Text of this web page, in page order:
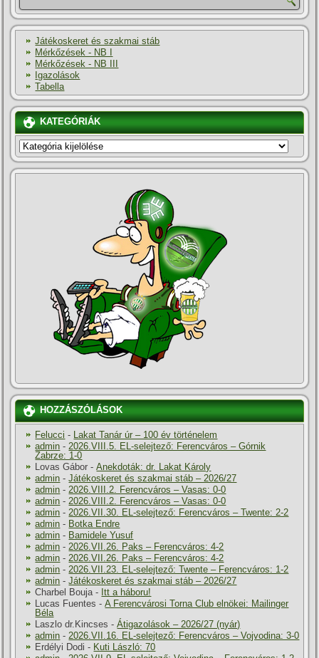
Játékoskeret és szakmai stáb
Mérkőzések - NB I
Mérkőzések - NB III
Igazolások
Tabella
KATEGÓRIÁK
KATEGÓRIÁK
HOZZÁSZÓLÁSOK
Felucci - Lakat Tanár úr – 100 év történelem
admin -2026.VIII.5. EL-selejtező: Ferencváros – Górnik
Zabrze: 1-0
Lovas Gábor -Anekdoták: dr. Lakat Károly
admin -Játékoskeret és szakmai stáb – 2026/27
admin -2026.VIII.2. Ferencváros – Vasas: 0-0
admin -2026.VIII.2. Ferencváros – Vasas: 0-0
admin -2026.VII.30. EL-selejtező: Ferencváros – Twente: 2-2
admin - Botka Endre
admin - Bamidele Yusuf
admin -2026.VII.26. Paks – Ferencváros: 4-2
admin -2026.VII.26. Paks – Ferencváros: 4-2
admin -2026.VII.23. EL-selejtező: Twente – Ferencváros: 1-2
admin -Játékoskeret és szakmai stáb – 2026/27
Charbel Bouja- Itt a háboru!
Lucas Fuentes -A Ferencvárosi Torna Club elnökei: Mailinger
Béla
Laszlo dr.Kincses -Átigazolások – 2026/27 (nyár)
admin -2026.VII.16. EL-selejtező: Ferencváros – Vojvodina: 3-0
Erdélyi Dodi - Kuti László: 70